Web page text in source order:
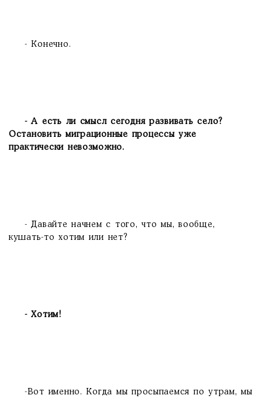
- Конечно.
- А есть ли смысл сегодня развивать село?
Остановить миграционные процессы уже
практически невозможно.
- Давайте начнем с того, что мы, вообще,
кушать-то хотим или нет?
- Хотим!
-Вот именно. Когда мы просыпаемся по утрам, мы